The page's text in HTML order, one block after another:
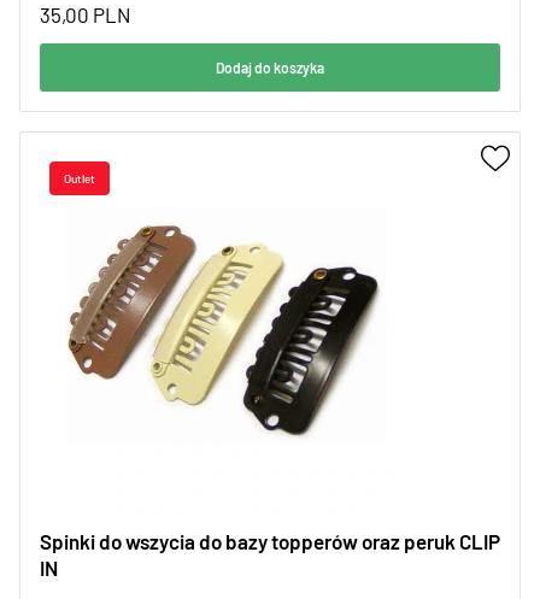
35,00 PLN
Dodaj do koszyka
Spinki do wszycia do bazy topperów oraz peruk CLIP
IN